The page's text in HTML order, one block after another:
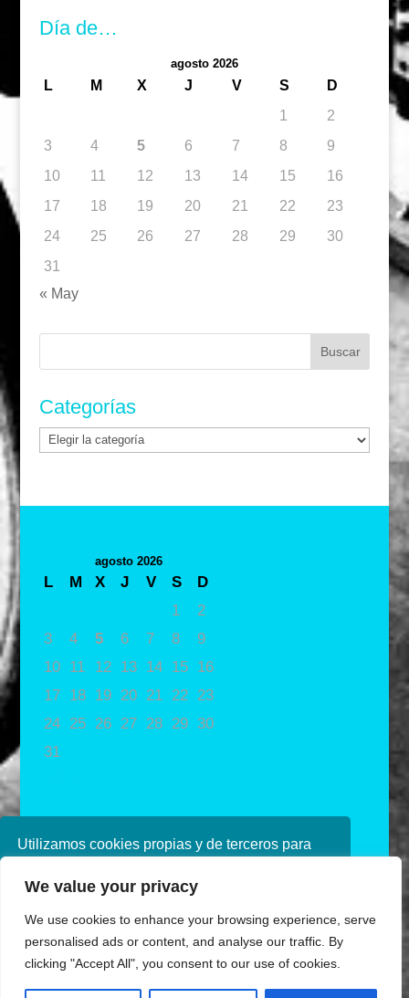
Utilizamos cookies propias y de terceros para
navegando, consideramos que acepta su uso.
política de cookies consulte nuestra
Política de
privacidad
We value your privacy
We use cookies to enhance your browsing experience, serve
personalised ads or content, and analyse our traffic. By
clicking "Accept All", you consent to our use of cookies.
Día de…
agosto 2026
L M X J V S
D
1
2
3
4 5 6 7 8
9
10
11 12 13 14 15
16
17
18 19 20 21 22
23
24
25 26 27 28 29
30
31
« May
Categorías
Categorías
agosto 2026
L M X J V S
D
1
2
3
4 5 6 7 8
9
10
11 12 13 14 15
16
17
18 19 20 21 22
23
24
25 26 27 28 29 30
31